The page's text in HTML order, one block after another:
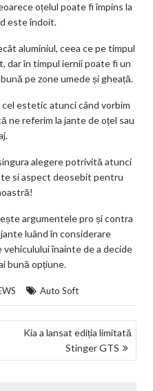
oțelul poate fi împins la
este îndoit.
aluminiul, ceea ce pe timpul
dar în timpul iernii poate fi un
pe zone umede și gheață.
estetic atunci când vorbim
ne referim la jante de oțel sau
alegere potrivită atunci
si aspect deosebit pentru
argumentele pro și contra
luând în considerare
înainte de a decide
bună opțiune.
Auto Soft
Kia a lansat ediția limitată
Stinger GTS